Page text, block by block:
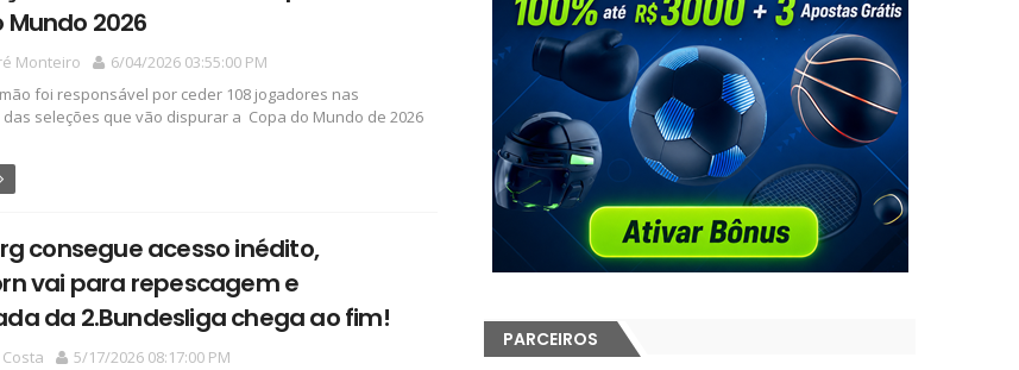
2026
Monteiro
6/04/2026 03:55:00 PM
foi responsável por ceder 108 jogadores nas
seleções que vão dispurar a Copa do Mundo de 2026
consegue acesso inédito,
vai para repescagem e
da 2.Bundesliga chega ao fim!
5/17/2026 08:17:00 PM
PARCEIROS